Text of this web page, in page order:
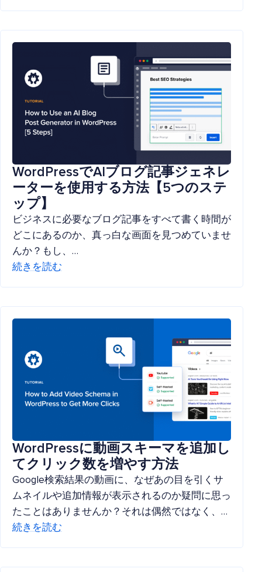
WordPressでAIブログ記事ジェネレ
ーターを使用する方法【5つのステ
ップ】
ビジネスに必要なブログ記事をすべて書く時間が
どこにあるのか、真っ白な画面を見つめていませ
んか？もし、…
続きを読む
WordPressに動画スキーマを追加し
てクリック数を増やす方法
Google検索結果の動画に、なぜあの目を引くサ
ムネイルや追加情報が表示されるのか疑問に思っ
たことはありませんか？それは偶然ではなく、…
続きを読む